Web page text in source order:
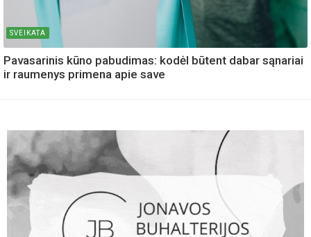
SVEIKATA
Pavasarinis kūno pabudimas: kodėl būtent dabar sąnariai
ir raumenys primena apie save